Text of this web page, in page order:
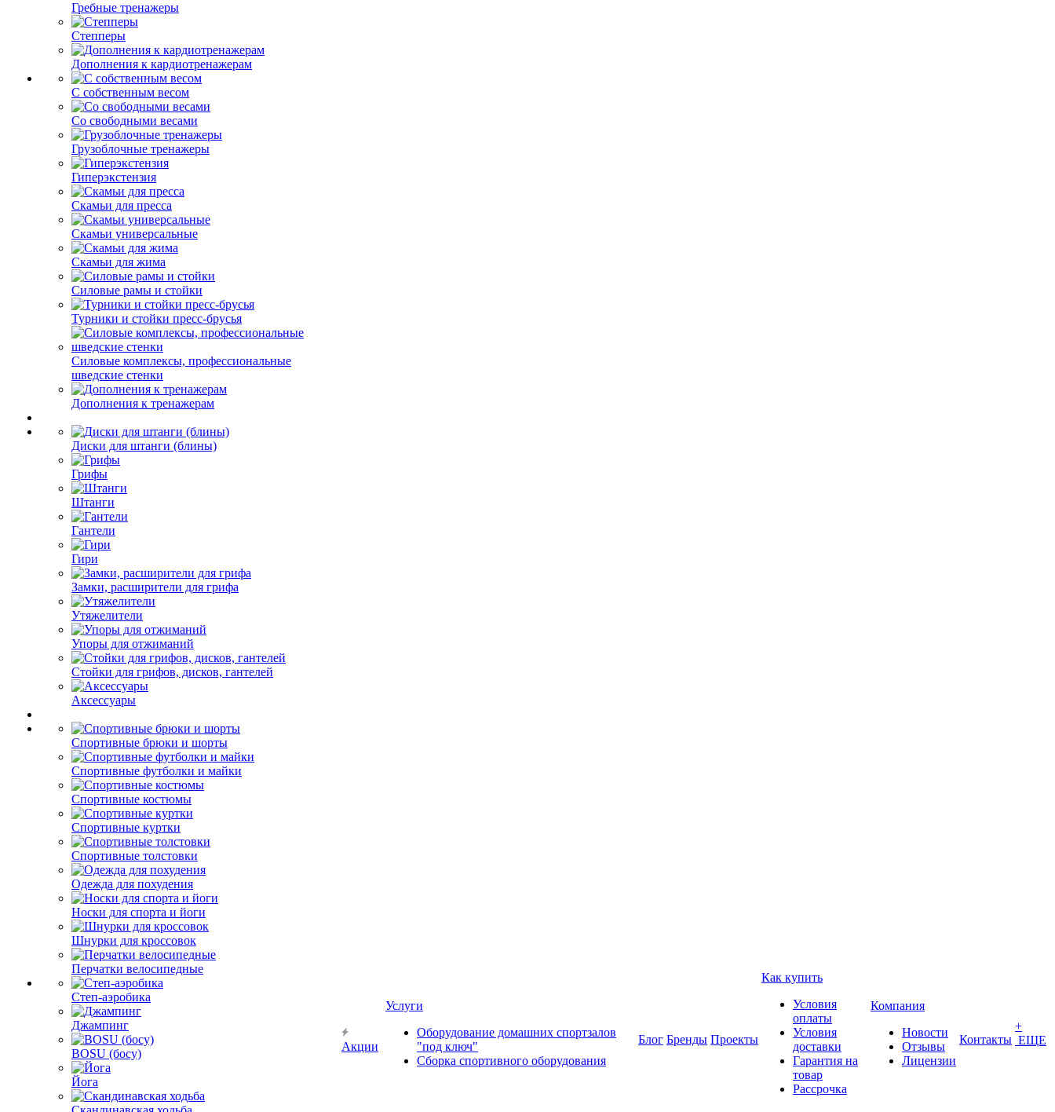
Гребные тренажеры
Степперы
Дополнения к кардиотренажерам
С собственным весом
Со свободными весами
Грузоблочные тренажеры
Гиперэкстензия
Скамьи для пресса
Скамьи универсальные
Скамьи для жима
Силовые рамы и стойки
Турники и стойки пресс-брусья
Силовые комплексы, профессиональные
шведские стенки
Дополнения к тренажерам
Диски для штанги (блины)
Грифы
Штанги
Гантели
Гири
Замки, расширители для грифа
Утяжелители
Упоры для отжиманий
Стойки для грифов, дисков, гантелей
Аксессуары
Спортивные брюки и шорты
Спортивные футболки и майки
Спортивные костюмы
Спортивные куртки
Спортивные толстовки
Одежда для похудения
Носки для спорта и йоги
Шнурки для кроссовок
Перчатки велосипедные
Степ-аэробика
Джампинг
BOSU (босу)
Йога
Акции
Услуги
Оборудование домашних спортзалов
"под ключ"
Сборка спортивного оборудования
Блог Бренды Проекты
Как купить
Условия
оплаты
Условия
доставки
Гарантия на
товар
Рассрочка
Компания
Новости
Отзывы
Лицензии
Контакты
+
ЕЩЕ